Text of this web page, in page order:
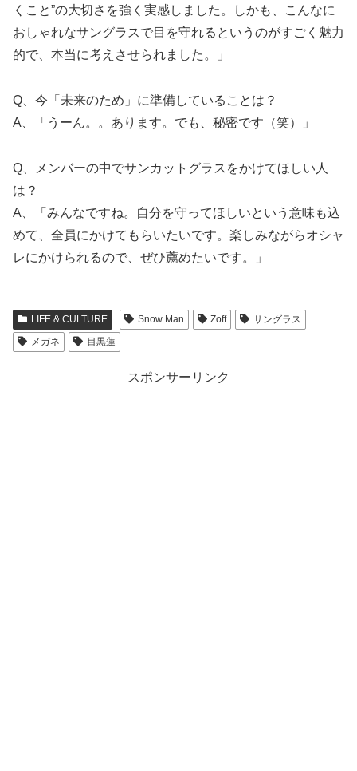
くこと”の大切さを強く実感しました。しかも、こんなに
おしゃれなサングラスで目を守れるというのがすごく魅力
的で、本当に考えさせられました。」
Q、今「未来のため」に準備していることは？
A、「うーん。。あります。でも、秘密です（笑）」
Q、メンバーの中でサンカットグラスをかけてほしい人
は？
A、「みんなですね。自分を守ってほしいという意味も込
めて、全員にかけてもらいたいです。楽しみながらオシャ
レにかけられるので、ぜひ薦めたいです。」
LIFE & CULTURE Snow Man Zoff
サングラス
メガネ
目黒蓮
スポンサーリンク